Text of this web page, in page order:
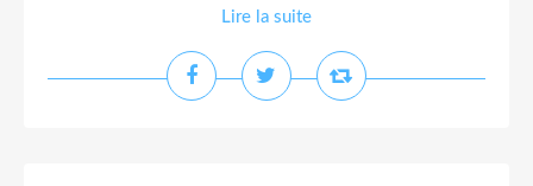
Lire la suite